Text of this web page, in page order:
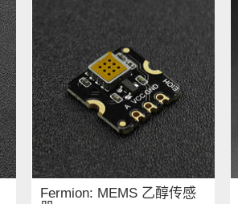
Fermion: MEMS 乙醇传感